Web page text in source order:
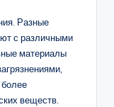
Разные
с различными
материалы
более
веществ.